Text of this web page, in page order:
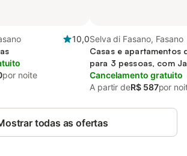
10,0
por noite
Selva di Fasano, Fasano
Casas e apartamentos
para 3 pessoas, com
Cancelamento gratuito
A partir deR$ 587por
todas as ofertas